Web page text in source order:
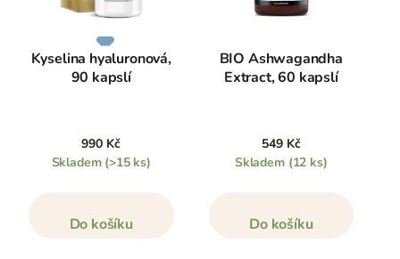
Kyselina hyaluronová,
90 kapslí
990 Kč
Skladem (>15 ks)
Do košíku
BIO Ashwagandha
Extract, 60 kapslí
549 Kč
Skladem (12 ks)
Do košíku